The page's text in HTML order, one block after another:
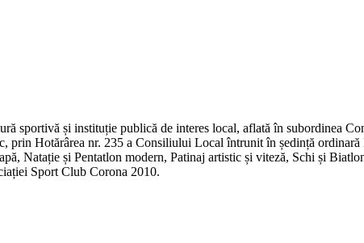
sportivă și instituție publică de interes local, aflată în subordinea
prin Hotărârea nr. 235 a Consiliului Local întrunit în ședință
Natație și Pentatlon modern, Patinaj artistic și viteză, Schi și
Sport Club Corona 2010.